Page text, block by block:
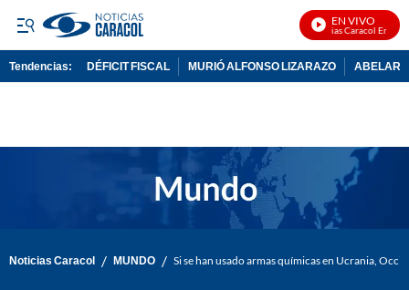
EN VIVO
Noticias Caracol En Vivo
Tendencias: DÉFICIT FISCAL MURIÓ ALFONSO LIZARAZO
Noticias Caracol / MUNDO / Si se han usado armas químicas en Ucrania,